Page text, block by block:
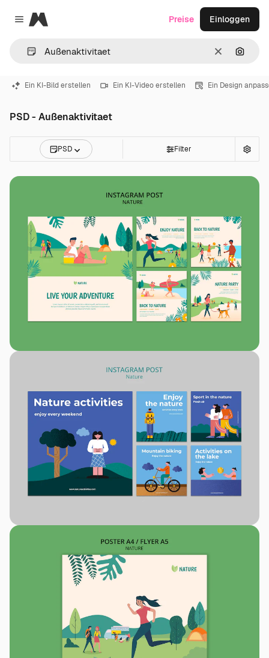
Close menu
Magnific
LöschenNach
Preise Einloggen
Ein KI-Bild erstellen Ein KI-Video erstellen Ein Design
PSD - Außenaktivitaet
PSD Filter